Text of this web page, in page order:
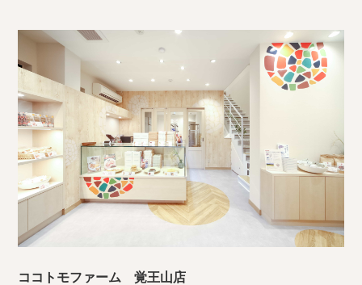
ココトモファーム 覚王山店